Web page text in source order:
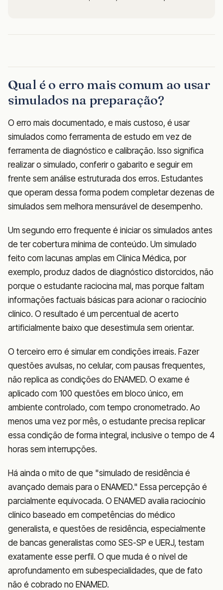
Qual é o erro mais comum ao usar
simulados na preparação?
O erro mais documentado, e mais custoso, é usar
simulados como ferramenta de estudo em vez de
ferramenta de diagnóstico e calibração. Isso significa
realizar o simulado, conferir o gabarito e seguir em
frente sem análise estruturada dos erros. Estudantes
que operam dessa forma podem completar dezenas de
simulados sem melhora mensurável de desempenho.
Um segundo erro frequente é iniciar os simulados antes
de ter cobertura mínima de conteúdo. Um simulado
feito com lacunas amplas em Clínica Médica, por
exemplo, produz dados de diagnóstico distorcidos, não
porque o estudante raciocina mal, mas porque faltam
informações factuais básicas para acionar o raciocínio
clínico. O resultado é um percentual de acerto
artificialmente baixo que desestimula sem orientar.
O terceiro erro é simular em condições irreais. Fazer
questões avulsas, no celular, com pausas frequentes,
não replica as condições do ENAMED. O exame é
aplicado com 100 questões em bloco único, em
ambiente controlado, com tempo cronometrado. Ao
menos uma vez por mês, o estudante precisa replicar
essa condição de forma integral, inclusive o tempo de 4
horas sem interrupções.
Há ainda o mito de que "simulado de residência é
avançado demais para o ENAMED." Essa percepção é
parcialmente equivocada. O ENAMED avalia raciocínio
clínico baseado em competências do médico
generalista, e questões de residência, especialmente
de bancas generalistas como SES-SP e UERJ, testam
exatamente esse perfil. O que muda é o nível de
aprofundamento em subespecialidades, que de fato
não é cobrado no ENAMED.